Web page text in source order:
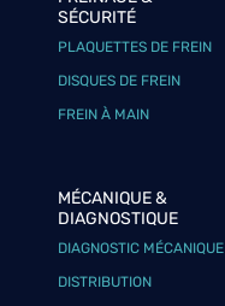
SÉCURITÉ
PLAQUETTES DE FREIN
DISQUES DE FREIN
FREIN À MAIN
MÉCANIQUE &
DIAGNOSTIQUE
DIAGNOSTIC MÉCANIQUE
DISTRIBUTION